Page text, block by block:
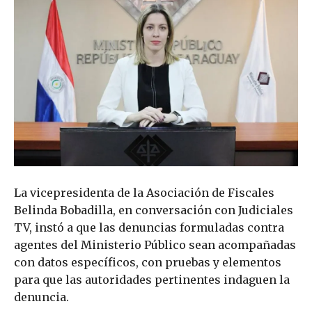
La vicepresidenta de la Asociación de Fiscales
Belinda Bobadilla, en conversación con Judiciales
TV, instó a que las denuncias formuladas contra
agentes del Ministerio Público sean acompañadas
con datos específicos, con pruebas y elementos
para que las autoridades pertinentes indaguen la
denuncia.